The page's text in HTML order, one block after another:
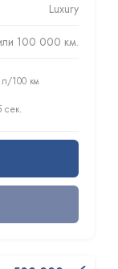
Luxury
100 000 км.
100 км
сек.